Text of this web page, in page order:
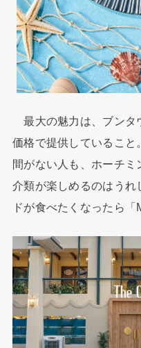
最大の魅力は、ブンタ
価格で提供しているこ
間がない人も、ホーチミ
介類が楽しめるのはうれ
ドが食べたくなったら